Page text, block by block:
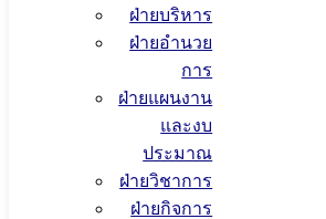
ฝ่ายบริหาร
ฝ่ายอำนวย
การ
ฝ่ายแผนงาน
และงบ
ประมาณ
ฝ่ายวิชาการ
ฝ่ายกิจการ